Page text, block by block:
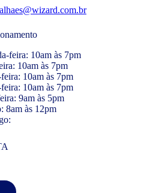
feira: 10am às 7pm
10am às 7pm
10am às 7pm
10am às 7pm
9am às 5pm
8am às 12pm